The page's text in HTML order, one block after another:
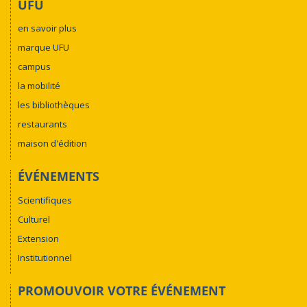
UFU
en savoir plus
marque UFU
campus
la mobilité
les bibliothèques
restaurants
maison d'édition
ÉVÉNEMENTS
Scientifiques
Culturel
Extension
Institutionnel
PROMOUVOIR VOTRE ÉVÉNEMENT